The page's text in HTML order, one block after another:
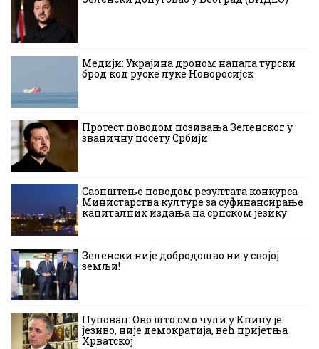
Медији: Украјина дроном напала турски
брод код руске луке Новоросијск
Протест поводом позивања Зеленског у
званичну посету Србији
Саопштење поводом резултата конкурса
Министарства културе за суфинансирање
капиталних издања на српском језику
Зеленски није добродошао ни у својој
земљи!
Пуповац: Ово што смо чули у Книну је
језиво, није демократија, већ пријетња
Хрватској